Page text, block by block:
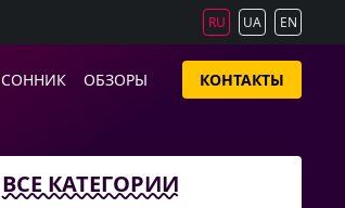
RU UA EN
СОННИК ОБЗОРЫ КОНТАКТЫ
ВСЕ КАТЕГОРИИ